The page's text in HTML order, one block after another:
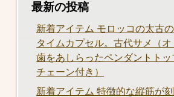
最新の投稿
新着アイテム モロッコの太古
タイムカプセル。古代サメ（
歯をあしらったペンダントト
チェーン付き）
新着アイテム 特徴的な縦筋が